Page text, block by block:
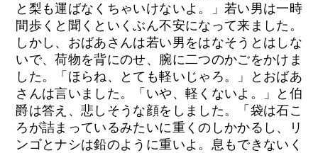
と梨も運ばなくちゃいけないよ。」若い男は一時
間歩くと聞くといくぶん不安になって来ました。
しかし、おばあさんは若い男をはなそうとはしな
いで、荷物を背にのせ、腕に二つのかごをかけま
した。「ほらね、とても軽いじゃろ。」とおばあ
さんは言いました。「いや、軽くないよ。」と伯
爵は答え、悲しそうな顔をしました。「袋は石こ
ろが詰まっているみたいに重くのしかかるし、リ
ンゴとナシは鉛のように重いよ。息もできないく